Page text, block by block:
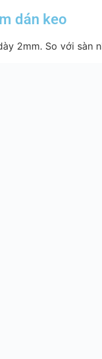
dán keo
2mm. So với sàn